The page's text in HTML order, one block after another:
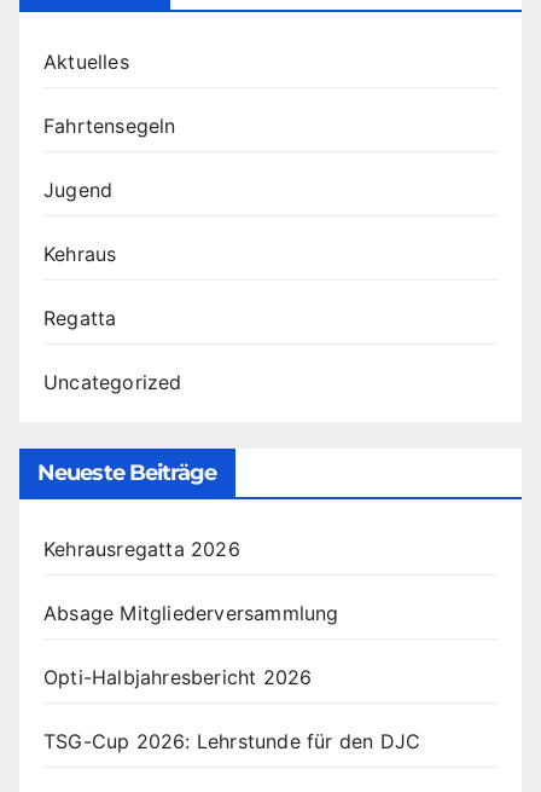
Aktuelles
Fahrtensegeln
Jugend
Kehraus
Regatta
Uncategorized
Neueste Beiträge
Kehrausregatta 2026
Absage Mitgliederversammlung
Opti-Halbjahresbericht 2026
TSG-Cup 2026: Lehrstunde für den DJC